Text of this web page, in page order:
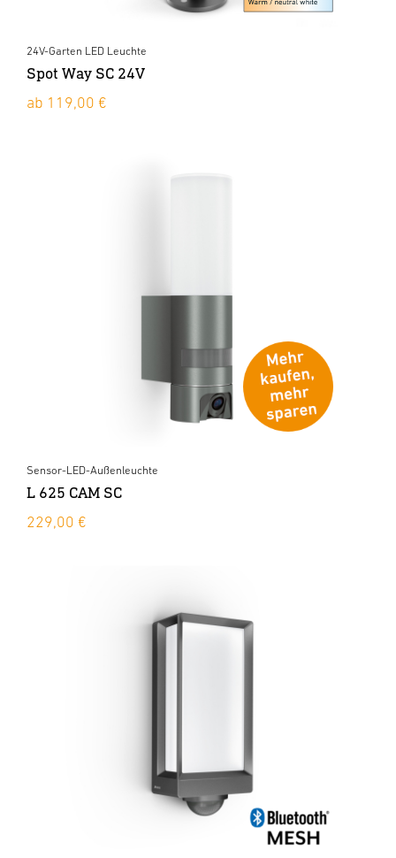
24V-Garten LED Leuchte
Spot Way SC 24V
ab 119,00 €
Sensor-LED-Außenleuchte
L 625 CAM SC
229,00 €